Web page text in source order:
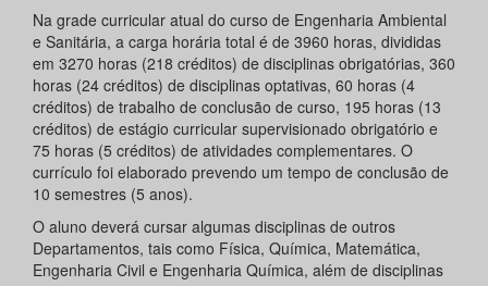
Na grade curricular atual do curso de Engenharia Ambiental
e Sanitária, a carga horária total é de 3960 horas, divididas
em 3270 horas (218 créditos) de disciplinas obrigatórias, 360
horas (24 créditos) de disciplinas optativas, 60 horas (4
créditos) de trabalho de conclusão de curso, 195 horas (13
créditos) de estágio curricular supervisionado obrigatório e
75 horas (5 créditos) de atividades complementares. O
currículo foi elaborado prevendo um tempo de conclusão de
10 semestres (5 anos).
O aluno deverá cursar algumas disciplinas de outros
Departamentos, tais como Física, Química, Matemática,
Engenharia Civil e Engenharia Química, além de disciplinas